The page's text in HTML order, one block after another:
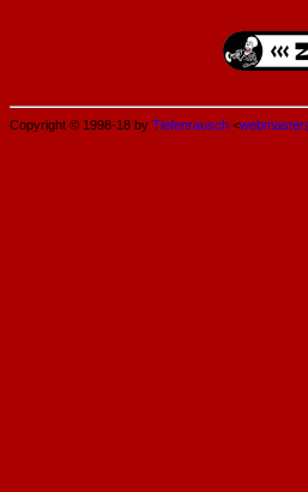
Copyright © 1998-18 by Tiefenrausch <